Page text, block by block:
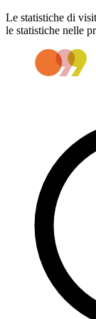
Le statistiche di
le statistiche nelle